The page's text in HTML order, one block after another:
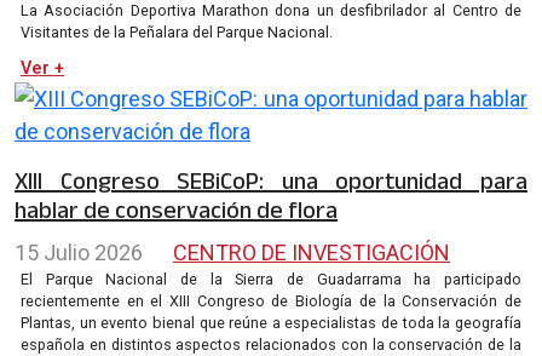
La Asociación Deportiva Marathon dona un desfibrilador al Centro de
Visitantes de la Peñalara del Parque Nacional.
Ver +
XIII Congreso SEBiCoP: una oportunidad para
hablar de conservación de flora
15 Julio 2026 CENTRO DE INVESTIGACIÓN
El Parque Nacional de la Sierra de Guadarrama ha participado
recientemente en el XIII Congreso de Biología de la Conservación de
Plantas, un evento bienal que reúne a especialistas de toda la geografía
española en distintos aspectos relacionados con la conservación de la